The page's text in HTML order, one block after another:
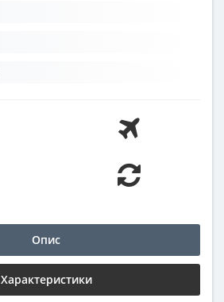
Опис
Характеристики